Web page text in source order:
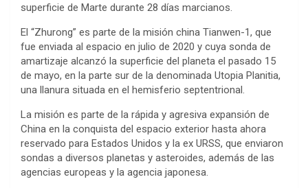
superficie de Marte durante 28 días marcianos.
El “Zhurong” es parte de la misión china Tianwen-1, que
fue enviada al espacio en julio de 2020 y cuya sonda de
amartizaje alcanzó la superficie del planeta el pasado 15
de mayo, en la parte sur de la denominada Utopia Planitia,
una llanura situada en el hemisferio septentrional.
La misión es parte de la rápida y agresiva expansión de
China en la conquista del espacio exterior hasta ahora
reservado para Estados Unidos y la ex URSS, que enviaron
sondas a diversos planetas y asteroides, además de las
agencias europeas y la agencia japonesa.